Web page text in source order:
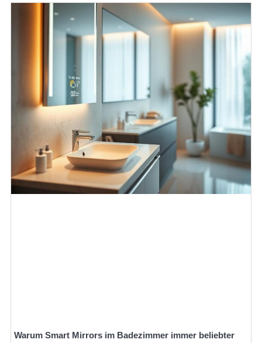
Warum Smart Mirrors im Badezimmer immer beliebter